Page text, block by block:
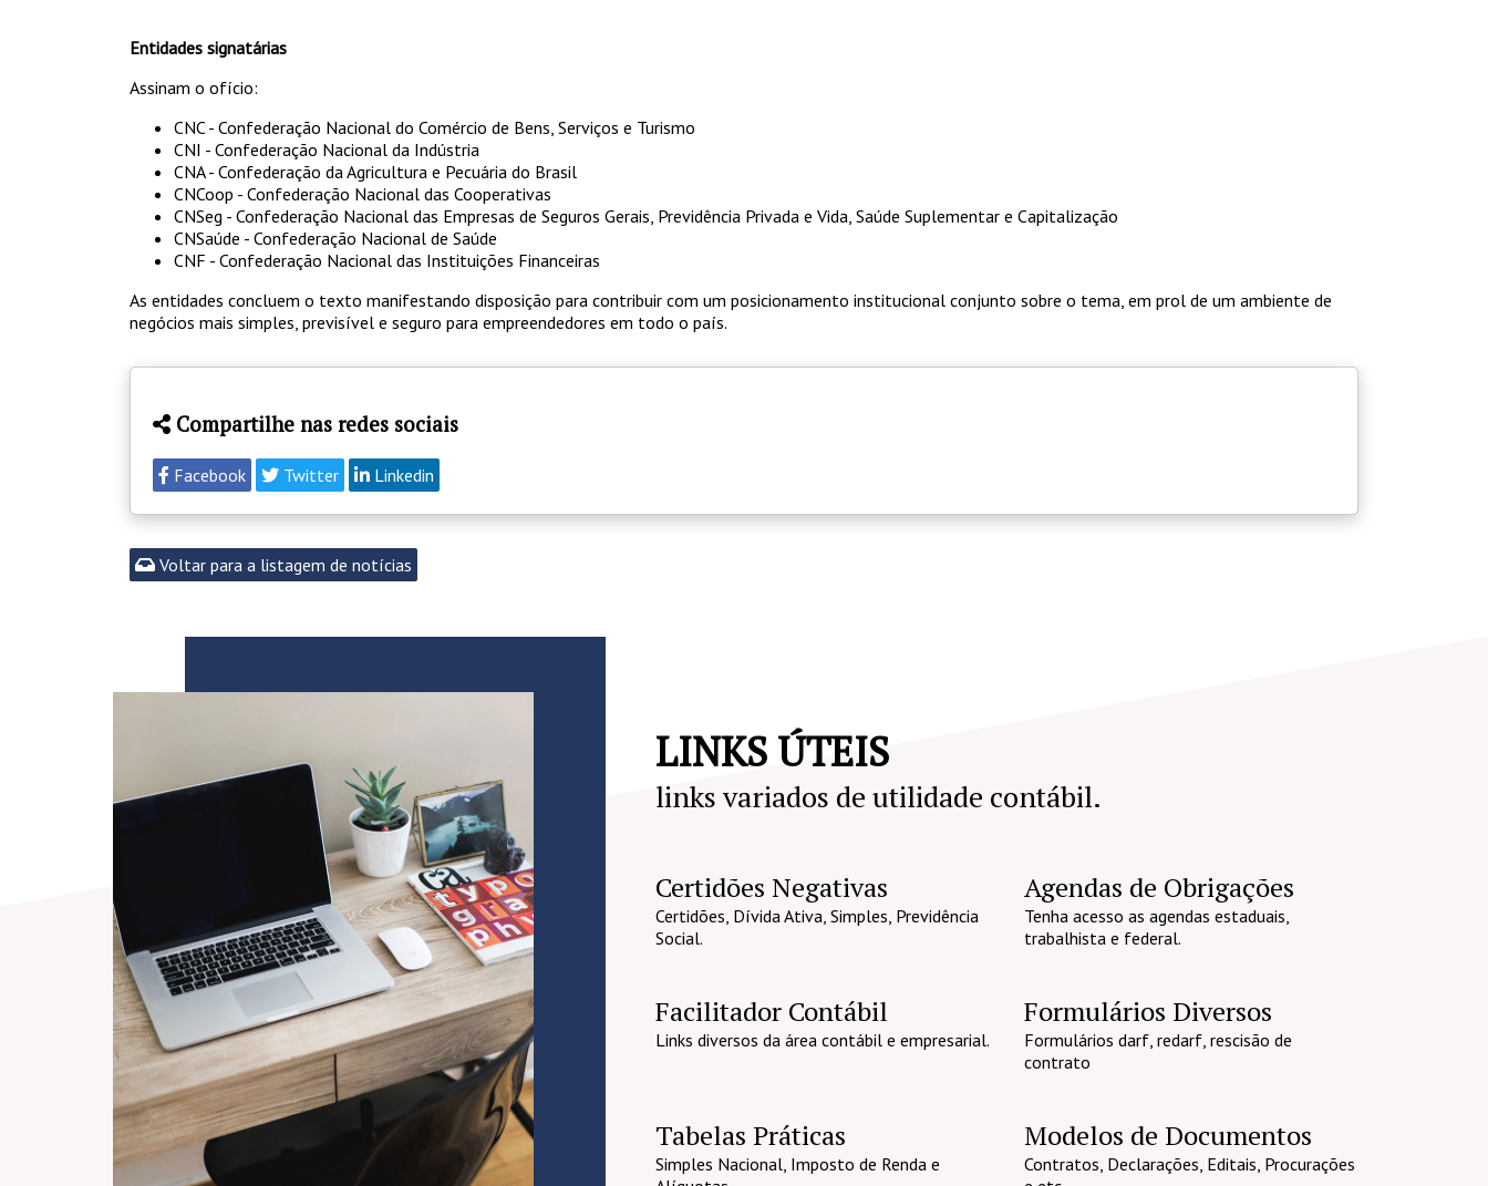
Entidades signatárias
Assinam o ofício:
CNC - Confederação Nacional do Comércio de Bens, Serviços e Turismo
CNI - Confederação Nacional da Indústria
CNA - Confederação da Agricultura e Pecuária do Brasil
CNCoop - Confederação Nacional das Cooperativas
CNSeg - Confederação Nacional das Empresas de Seguros Gerais, Previdência Privada e Vida, Saúde Suplementar e Capitalização
CNSaúde - Confederação Nacional de Saúde
CNF - Confederação Nacional das Instituições Financeiras
As entidades concluem o texto manifestando disposição para contribuir com um posicionamento institucional conjunto sobre o tema, em prol de um ambiente de
negócios mais simples, previsível e seguro para empreendedores em todo o país.
Compartilhe nas redes sociais
Facebook Twitter Linkedin
Voltar para a listagem de notícias
LINKS ÚTEIS
links variados de utilidade contábil.
Certidões Negativas
Certidões, Dívida Ativa, Simples, Previdência
Social.
Agendas de Obrigações
Tenha acesso as agendas estaduais,
trabalhista e federal.
Facilitador Contábil
Links diversos da área contábil e empresarial.
Formulários Diversos
Formulários darf, redarf, rescisão de
contrato
Tabelas Práticas
Simples Nacional, Imposto de Renda e
Modelos de Documentos
Contratos, Declarações, Editais, Procurações